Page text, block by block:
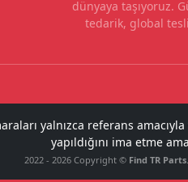
dünyaya taşıyoruz.
tedarik, global
yalnızca referans
yapıldığını ima etme
2022 - 2026 Copyright © Find TR Parts